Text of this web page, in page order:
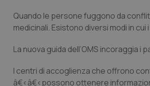
Quando le persone fuggono da
medicinali. Esistono diversi modi in
La nuova guida dell’OMS incoraggia
I centri di accoglienza che offrono
â€‹â€‹possono ottenere